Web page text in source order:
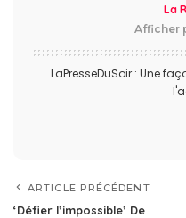
La
Afficher
LaPresseDuSoir : Une
ARTICLE PRÉCÉDENT
‘Défier l’impossible’ De